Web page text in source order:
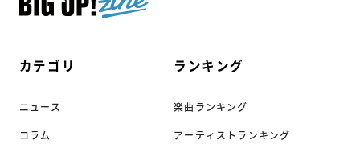
カテゴリ
ニュース
コラム
ランキング
楽曲ランキング
アーティストランキング